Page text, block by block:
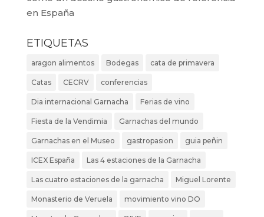
en España
ETIQUETAS
aragon alimentos Bodegas cata de primavera
Catas CECRV conferencias
Dia internacional Garnacha Ferias de vino
Fiesta de la Vendimia Garnachas del mundo
Garnachas en el Museo gastropasion guia peñin
ICEX España Las 4 estaciones de la Garnacha
Las cuatro estaciones de la garnacha Miguel Lorente
Monasterio de Veruela movimiento vino DO